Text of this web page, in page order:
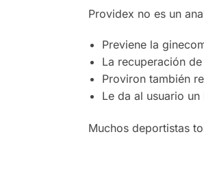
Providex no es un
Previene la
La recuperación
Proviron también
Le da al usuario
Muchos deportistas